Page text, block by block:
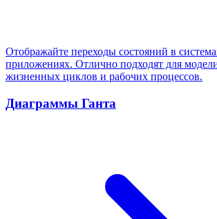
Отображайте переходы состояний в
приложениях. Отлично подходят для
жизненных циклов и рабочих процессов.
Диаграммы Ганта